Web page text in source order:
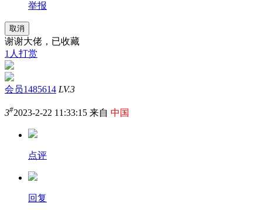
举报
取消
谢谢大佬，已收藏
1人打赏
会员1485614 LV.3
3#2023-2-22 11:33:15 来自 中国
点评
回复